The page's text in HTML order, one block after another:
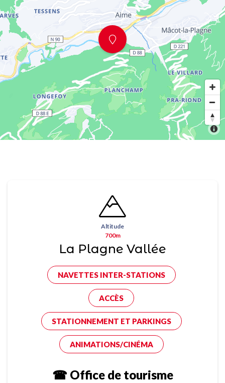
Altitude
700m
La Plagne Vallée
NAVETTES INTER-STATIONS
ACCÈS
STATIONNEMENT ET PARKINGS
ANIMATIONS/CINÉMA
☎ Office de tourisme